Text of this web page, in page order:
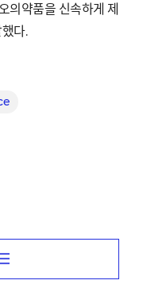
의약품을 신속하게 제
다.